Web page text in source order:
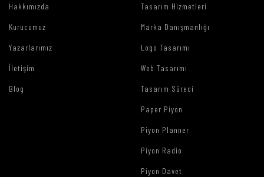
Hakkımızda
Kurucumuz
Yazarlarımız
İletişim
Blog
Tasarım Hizmetleri
Marka Danışmanlığı
Logo Tasarımı
Web Tasarımı
Tasarım Süreci
Paper Piyon
Piyon Planner
Piyon Radio
Piyon Davet